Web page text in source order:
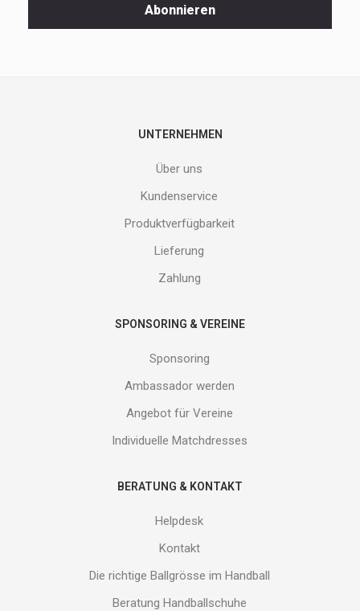
Abonnieren
UNTERNEHMEN
Über uns
Kundenservice
Produktverfügbarkeit
Lieferung
Zahlung
SPONSORING & VEREINE
Sponsoring
Ambassador werden
Angebot für Vereine
Individuelle Matchdresses
BERATUNG & KONTAKT
Helpdesk
Kontakt
Die richtige Ballgrösse im Handball
Beratung Handballschuhe